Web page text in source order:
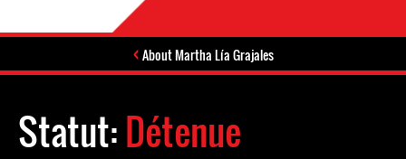
About Martha Lía Grajales
Statut:Détenue